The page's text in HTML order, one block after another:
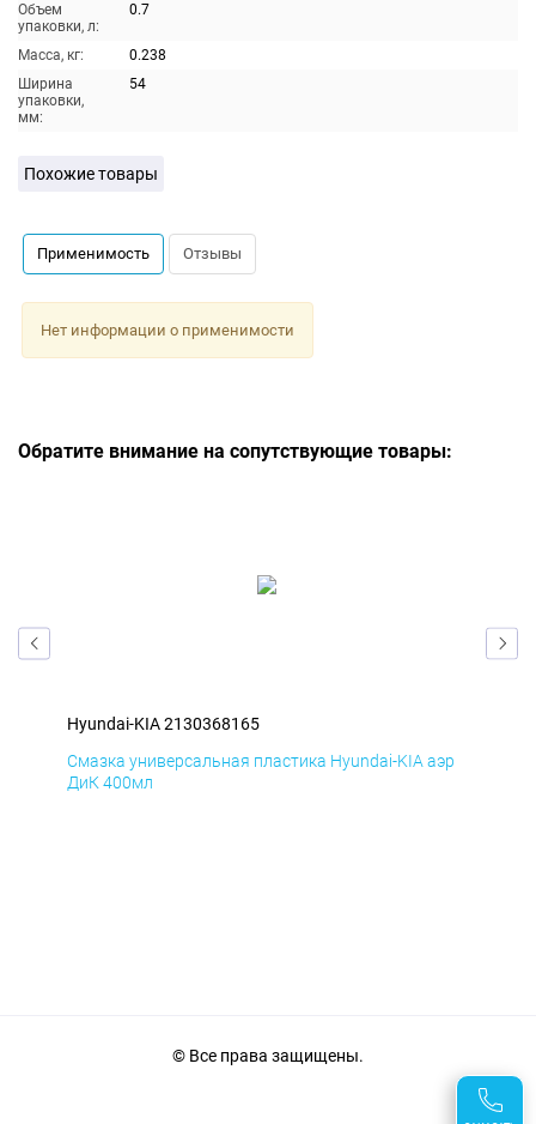
Объем
упаковки, л:
0.7
Масса, кг:
0.238
Ширина
упаковки,
мм:
54
Похожие товары
Применимость Отзывы
Нет информации о применимости
Обратите внимание на сопутствующие товары:
Hyundai-KIA 2130368165
Смазка универсальная пластика Hyundai-KIA аэр
ДиК 400мл
© Все права защищены.